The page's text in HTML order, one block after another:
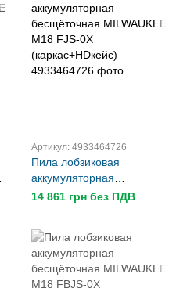
Артикул: 4933464726
Пила лобзиковая
аккумуляторная
бесщёточная MILWAUKEE
14 861 грн без ПДВ